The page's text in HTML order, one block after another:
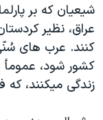
حقوق شهروندی
علم و فناوری
اسرائیل در جنگ
گالری عکس
انتخابات ریاست
حمله جمهوری
رمز مهسا
ورزش زنان در
اعتراضات زن،
زبانهای مختلف
شيعيان که بر
عراق، نظير
کنند. عرب های
کشور شود،
زندگی ميکنند، که